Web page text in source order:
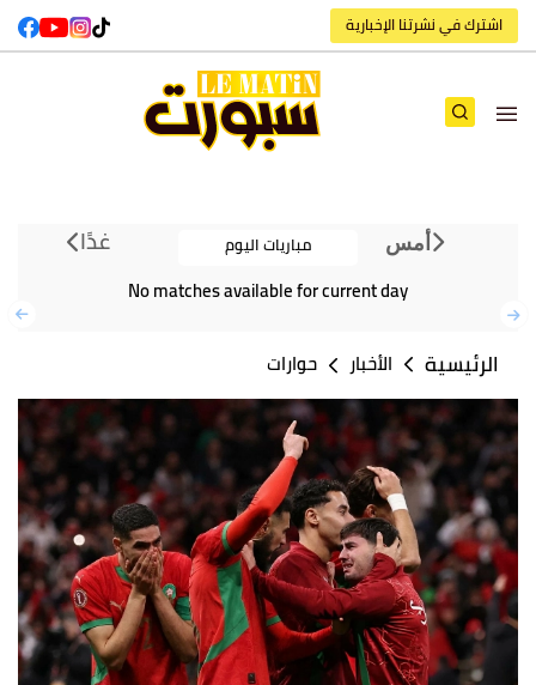
اشترك في نشرتنا الإخبارية
أمس مباريات اليوم غدًا
No matches available for current day
الرئيسية الأخبار حوارات